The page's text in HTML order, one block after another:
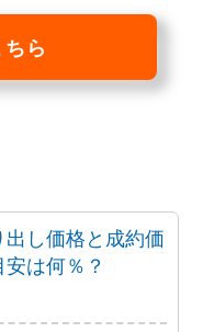
ら
出し価格と成約価
は何％？